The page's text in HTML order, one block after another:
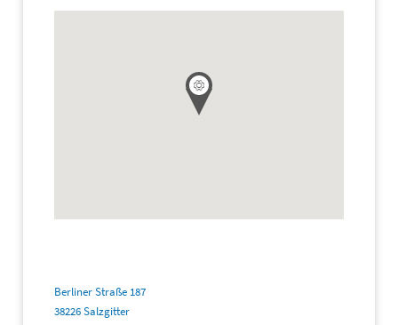
Berliner Straße 187
38226 Salzgitter